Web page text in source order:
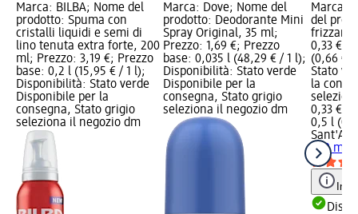
Marca: BILBA; Nome del
prodotto: Spuma con
cristalli liquidi e semi di
lino tenuta extra forte, 200
ml; Prezzo: 3,19 €; Prezzo
base: 0,2 l (15,95 € / 1 l);
Disponibilità: Stato verde
Disponibile per la
consegna, Stato grigio
seleziona il negozio dm
Marca: Dove; Nome del
prodotto: Deodorante Mini
Spray Original, 35 ml;
Prezzo: 1,69 €; Prezzo
base: 0,035 l (48,29 € / 1 l);
Disponibilità: Stato verde
Disponibile per la
consegna, Stato grigio
seleziona il negozio dm
Marca:
del
0,33 €;
(0,66 €
Stato
la
0,33 €
0,5 l
500 ml